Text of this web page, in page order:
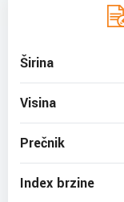
Širina
Visina
Prečnik
Index brzine